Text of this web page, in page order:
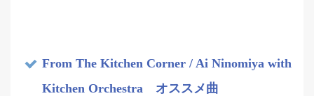
From The Kitchen Corner / Ai Ninomiya with
Kitchen Orchestra オススメ曲